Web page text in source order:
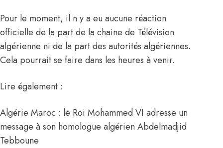
Pour le moment, il n y a eu aucune réaction
officielle de la part de la chaine de Télévision
algérienne ni de la part des autorités algériennes.
Cela pourrait se faire dans les heures à venir.
Lire également :
Algérie Maroc : le Roi Mohammed VI adresse un
message à son homologue algérien Abdelmadjid
Tebboune